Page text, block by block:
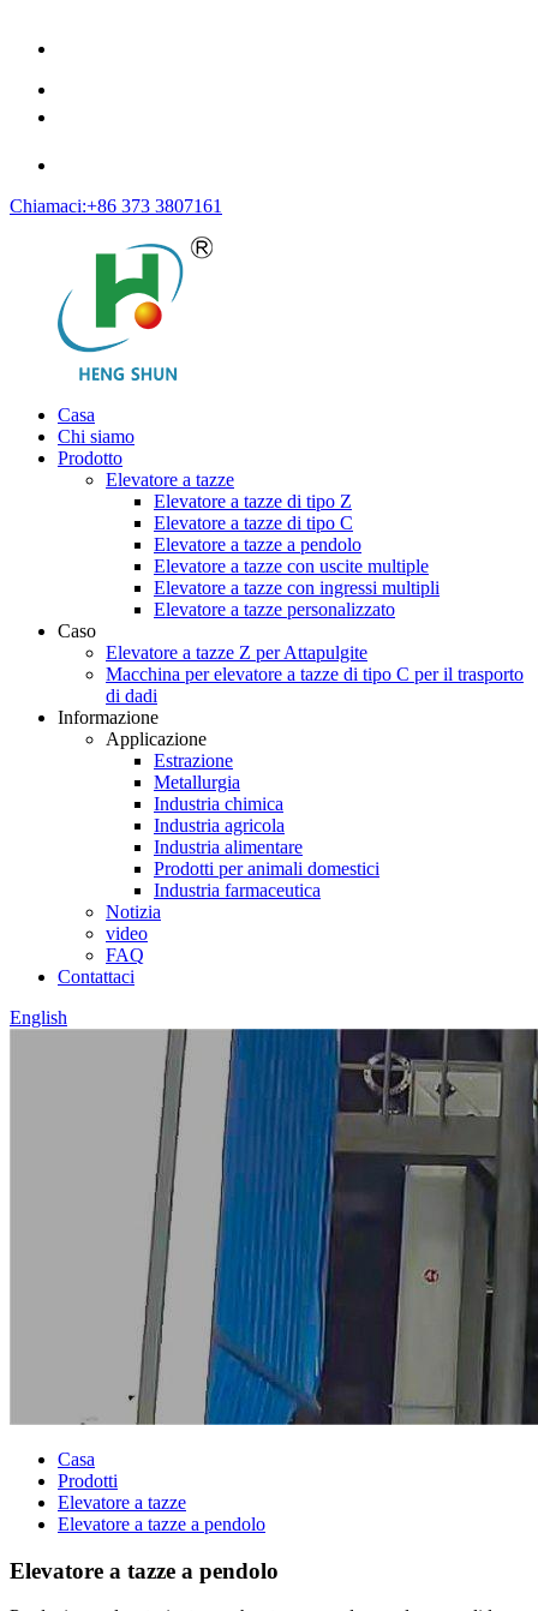
Chiamaci:+86 373 3807161
Casa
Chi siamo
Prodotto
Elevatore a tazze
Elevatore a tazze di tipo Z
Elevatore a tazze di tipo C
Elevatore a tazze a pendolo
Elevatore a tazze con uscite multiple
Elevatore a tazze con ingressi multipli
Elevatore a tazze personalizzato
Caso
Elevatore a tazze Z per Attapulgite
Macchina per elevatore a tazze di tipo C per il trasporto
di dadi
Informazione
Applicazione
Estrazione
Metallurgia
Industria chimica
Industria agricola
Industria alimentare
Prodotti per animali domestici
Industria farmaceutica
Notizia
video
FAQ
Contattaci
English
Casa
Prodotti
Elevatore a tazze
Elevatore a tazze a pendolo
Elevatore a tazze a pendolo